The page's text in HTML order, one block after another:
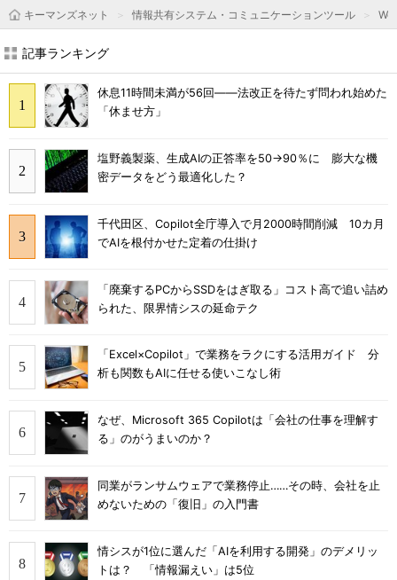
キーマンズネット
情報共有システム・コミュニケーションツール
記事ランキング
休息11時間未満が56回――法改正を待たず問われ始めた
「休ませ方」
塩野義製薬、生成AIの正答率を50→90％に 膨大な機
密データをどう最適化した？
千代田区、Copilot全庁導入で月2000時間削減 10カ月
でAIを根付かせた定着の仕掛け
「廃棄するPCからSSDをはぎ取る」コスト高で追い詰め
られた、限界情シスの延命テク
「Excel×Copilot」で業務をラクにする活用ガイド 分
析も関数もAIに任せる使いこなし術
なぜ、Microsoft 365 Copilotは「会社の仕事を理解す
る」のがうまいのか？
同業がランサムウェアで業務停止……その時、会社を止
めないための「復旧」の入門書
情シスが1位に選んだ「AIを利用する開発」のデメリッ
トは？ 「情報漏えい」は5位